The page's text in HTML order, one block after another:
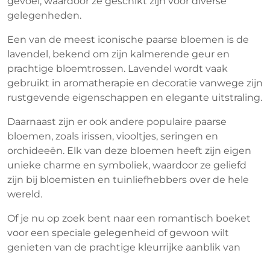
gelegenheden.
Een van de meest iconische paarse bloemen is de
lavendel, bekend om zijn kalmerende geur en
prachtige bloemtrossen. Lavendel wordt vaak
gebruikt in aromatherapie en decoratie vanwege zijn
rustgevende eigenschappen en elegante uitstraling.
Daarnaast zijn er ook andere populaire paarse
bloemen, zoals irissen, viooltjes, seringen en
orchideeën. Elk van deze bloemen heeft zijn eigen
unieke charme en symboliek, waardoor ze geliefd
zijn bij bloemisten en tuinliefhebbers over de hele
wereld.
Of je nu op zoek bent naar een romantisch boeket
voor een speciale gelegenheid of gewoon wilt
genieten van de prachtige kleurrijke aanblik van